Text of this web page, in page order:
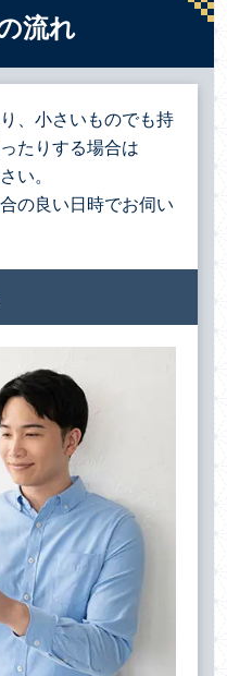
流れ
、小さいものでも持
たりする場合は
い。
の良い日時でお伺い